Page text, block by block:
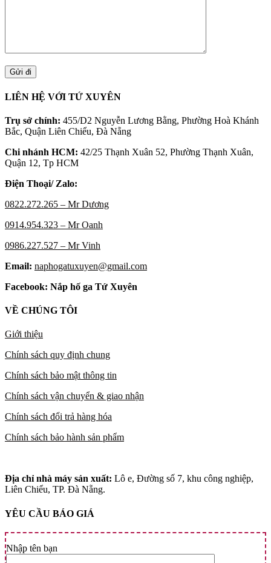
LIÊN HỆ VỚI TỨ XUYÊN
Trụ sở chính: 455/D2 Nguyễn Lương Bằng, Phường Hoà Khánh
Bắc, Quận Liên Chiểu, Đà Nẵng
Chi nhánh HCM: 42/25 Thạnh Xuân 52, Phường Thạnh Xuân,
Quận 12, Tp HCM
Điện Thoại/ Zalo:
0822.272.265 – Mr Dương
0914.954.323 – Mr Oanh
0986.227.527 – Mr Vinh
Email: naphogatuxuyen@gmail.com
Facebook: Nắp hố ga Tứ Xuyên
VỀ CHÚNG TÔI
Giới thiệu
Chính sách quy định chung
Chính sách bảo mật thông tin
Chính sách vận chuyển & giao nhận
Chính sách đổi trả hàng hóa
Chính sách bảo hành sản phẩm
Địa chỉ nhà máy sản xuất: Lô e, Đường số 7, khu công nghiệp,
Liên Chiểu, TP. Đà Nẵng.
YÊU CẦU BÁO GIÁ
Nhập tên bạn